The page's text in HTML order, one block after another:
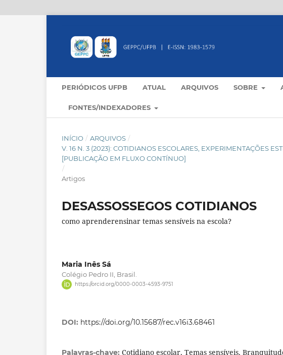
PERIÓDICOS UFPB ATUAL ARQUIVOS SOBRE
FONTES/INDEXADORES
INÍCIO / ARQUIVOS /
V. 16 N. 3 (2023): COTIDIANOS ESCOLARES, EXPERIMENTAÇÕES
[PUBLICAÇÃO EM FLUXO CONTÍNUO]
/
Artigos
DESASSOSSEGOS COTIDIANOS
como aprenderensinar temas sensíveis na escola?
Maria Inês Sá
Colégio Pedro II, Brasil.
https://orcid.org/0000-0003-4593-9751
DOI: https://doi.org/10.15687/rec.v16i3.68461
Palavras-chave: Cotidiano escolar, Temas sensíveis,